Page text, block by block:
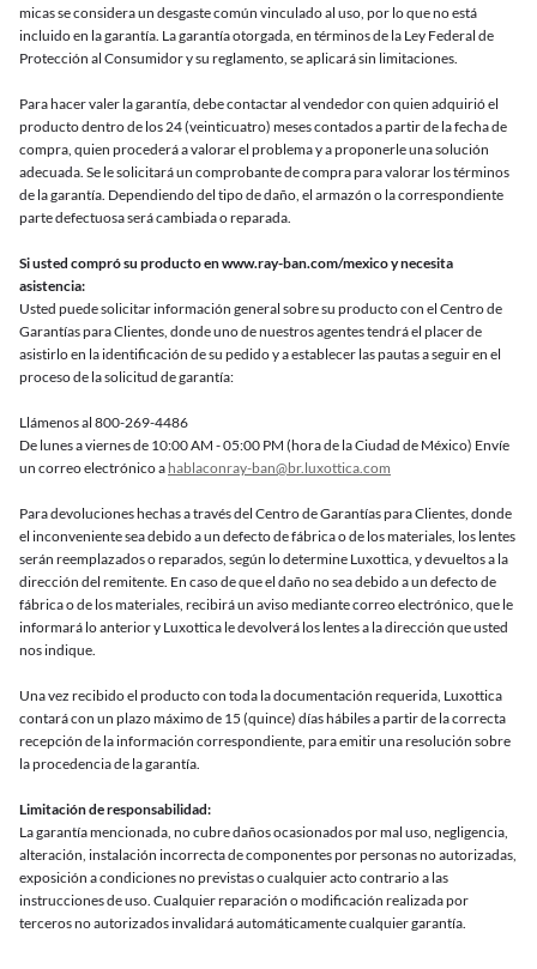
micas se considera un desgaste común vinculado al uso, por lo que no está
incluido en la garantía. La garantía otorgada, en términos de la Ley Federal de
Protección al Consumidor y su reglamento, se aplicará sin limitaciones.
Para hacer valer la garantía, debe contactar al vendedor con quien adquirió el
producto dentro de los 24 (veinticuatro) meses contados a partir de la fecha de
compra, quien procederá a valorar el problema y a proponerle una solución
adecuada. Se le solicitará un comprobante de compra para valorar los términos
de la garantía. Dependiendo del tipo de daño, el armazón o la correspondiente
parte defectuosa será cambiada o reparada.
Si usted compró su producto en www.ray-ban.com/mexico y necesita
asistencia:
Usted puede solicitar información general sobre su producto con el Centro de
Garantías para Clientes, donde uno de nuestros agentes tendrá el placer de
asistirlo en la identificación de su pedido y a establecer las pautas a seguir en el
proceso de la solicitud de garantía:
Llámenos al 800-269-4486
De lunes a viernes de 10:00 AM - 05:00 PM (hora de la Ciudad de México) Envíe
un correo electrónico a hablaconray-ban@br.luxottica.com
Para devoluciones hechas a través del Centro de Garantías para Clientes, donde
el inconveniente sea debido a un defecto de fábrica o de los materiales, los lentes
serán reemplazados o reparados, según lo determine Luxottica, y devueltos a la
dirección del remitente. En caso de que el daño no sea debido a un defecto de
fábrica o de los materiales, recibirá un aviso mediante correo electrónico, que le
informará lo anterior y Luxottica le devolverá los lentes a la dirección que usted
nos indique.
Una vez recibido el producto con toda la documentación requerida, Luxottica
contará con un plazo máximo de 15 (quince) días hábiles a partir de la correcta
recepción de la información correspondiente, para emitir una resolución sobre
la procedencia de la garantía.
Limitación de responsabilidad:
La garantía mencionada, no cubre daños ocasionados por mal uso, negligencia,
alteración, instalación incorrecta de componentes por personas no autorizadas,
exposición a condiciones no previstas o cualquier acto contrario a las
instrucciones de uso. Cualquier reparación o modificación realizada por
terceros no autorizados invalidará automáticamente cualquier garantía.